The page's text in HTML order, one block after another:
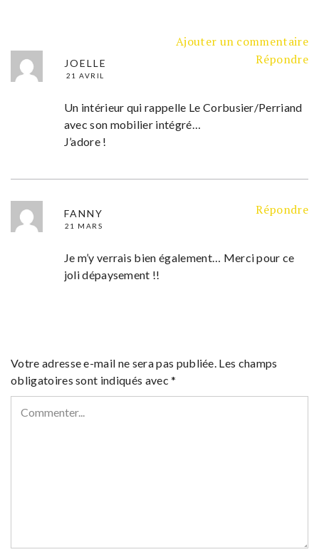
Ajouter un commentaire
JOELLE
21 AVRIL
Répondre
Un intérieur qui rappelle Le Corbusier/Perriand
avec son mobilier intégré…
J’adore !
FANNY
21 MARS
Répondre
Je m’y verrais bien également… Merci pour ce
joli dépaysement !!
Votre adresse e-mail ne sera pas publiée. Les champs
obligatoires sont indiqués avec*